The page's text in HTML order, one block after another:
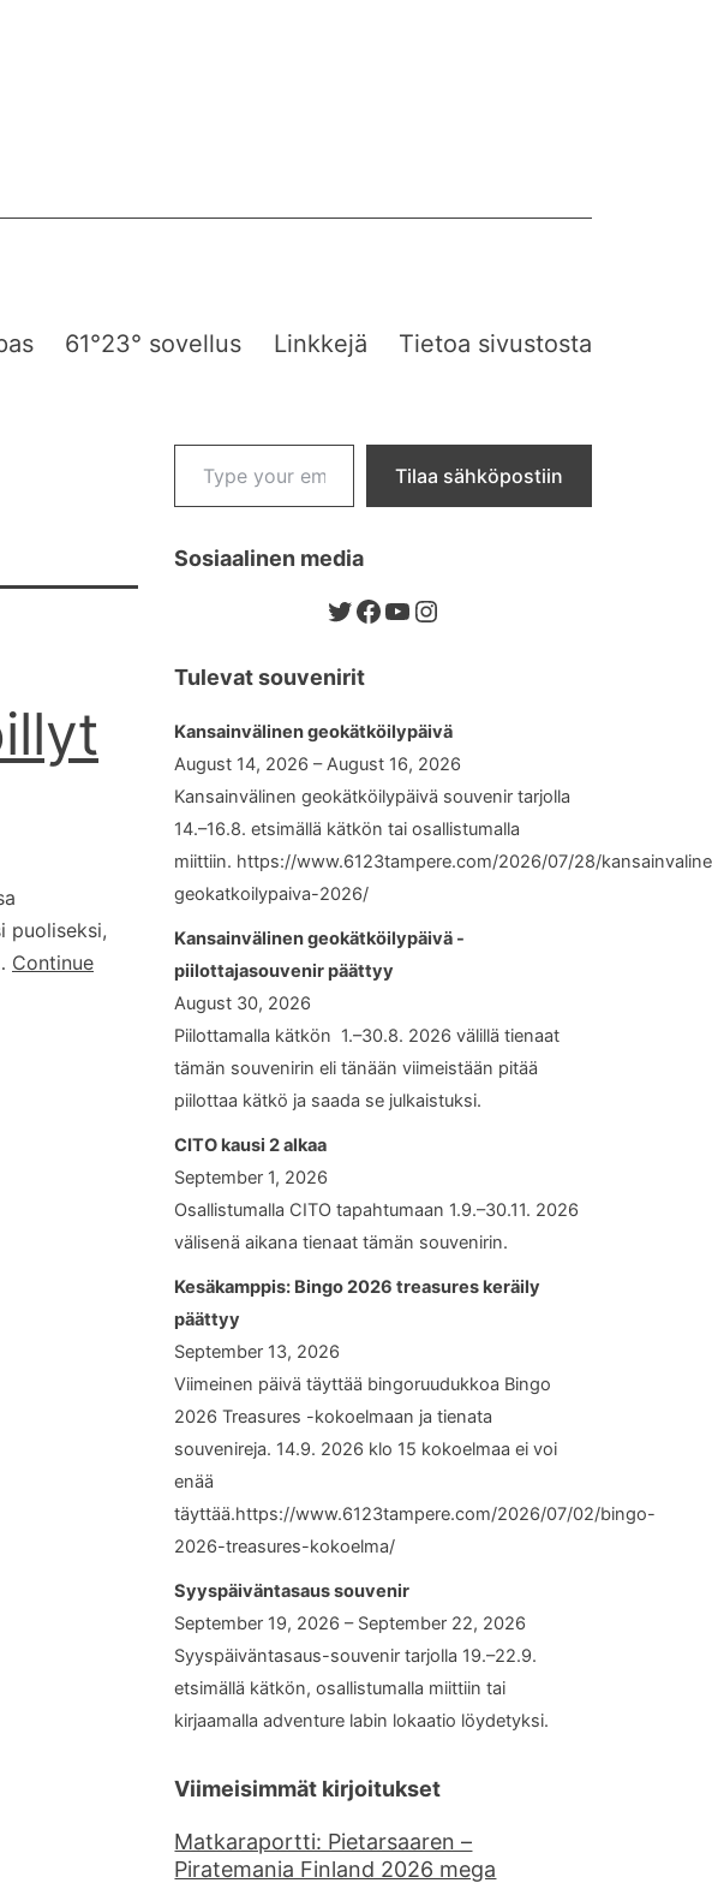
61°23° sovellus Linkkejä Tietoa sivustosta
puoliseksi,
Continue
Type your email…
Tilaa sähköpostiin
Sosiaalinen media
Twitter
Facebook
YouTube
Instagram
Tulevat souvenirit
Kansainvälinen geokätköilypäivä
August 14, 2026 – August 16, 2026
Kansainvälinen geokätköilypäivä souvenir tarjolla
14.–16.8. etsimällä kätkön tai osallistumalla
miittiin. https://www.6123tampere.com/2026/07/28/
geokatkoilypaiva-2026/
Kansainvälinen geokätköilypäivä -
piilottajasouvenir päättyy
August 30, 2026
Piilottamalla kätkön 1.–30.8. 2026 välillä tienaat
tämän souvenirin eli tänään viimeistään pitää
piilottaa kätkö ja saada se julkaistuksi.
CITO kausi 2 alkaa
September 1, 2026
Osallistumalla CITO tapahtumaan 1.9.–30.11. 2026
välisenä aikana tienaat tämän souvenirin.
Kesäkamppis: Bingo 2026 treasures keräily
päättyy
September 13, 2026
Viimeinen päivä täyttää bingoruudukkoa Bingo
2026 Treasures -kokoelmaan ja tienata
souvenireja. 14.9. 2026 klo 15 kokoelmaa ei voi
enää
täyttää.https://www.6123tampere.com/2026/07/02/bingo-
2026-treasures-kokoelma/
Syyspäiväntasaus souvenir
September 19, 2026 – September 22, 2026
Syyspäiväntasaus-souvenir tarjolla 19.–22.9.
etsimällä kätkön, osallistumalla miittiin tai
kirjaamalla adventure labin lokaatio löydetyksi.
Viimeisimmät kirjoitukset
Matkaraportti: Pietarsaaren –
Piratemania Finland 2026 mega